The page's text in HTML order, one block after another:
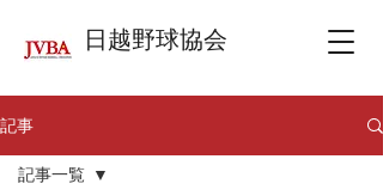
日越野球協会
記事
記事一覧